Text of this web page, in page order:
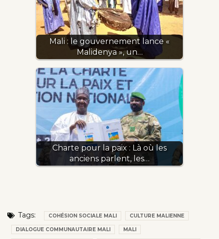
Mali : le gouvernement lance «
Malidenya », un…
Charte pour la paix : Là où les
anciens parlent, les…
Tags: COHÉSION SOCIALE MALI CULTURE MALIENNE
DIALOGUE COMMUNAUTAIRE MALI MALI